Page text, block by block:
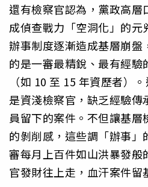
還有檢察官認為，黨政高層
成偵查戰力「空洞化」的元
辦事制度逐漸造成基層崩盤
的是一審最精銳、最有經驗
（如 10 至 15 年資歷者）
是資淺檢察官，缺乏經驗傳
員留下的案件。不但讓基層
的剝削感，這些調「辦事
審每月上百件如山洪暴發般
官發財往上走，血汗案件留